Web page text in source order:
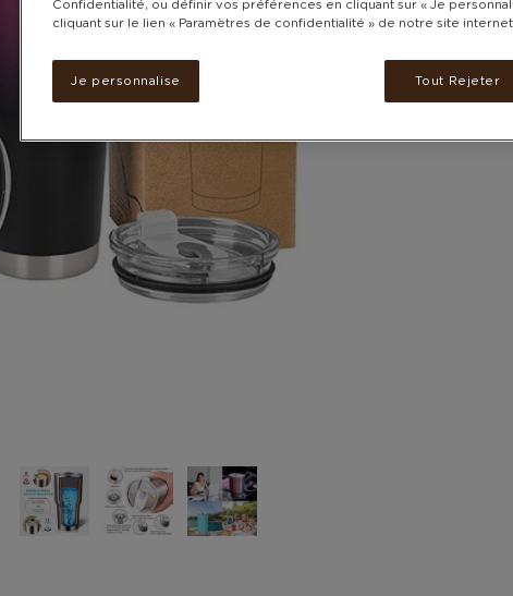
Confidentialité, ou définir vos préférences en cliquant sur « Je
cliquant sur le lien « Paramètres de confidentialité » de notre site internet.
Je personnalise Tout Rejeter